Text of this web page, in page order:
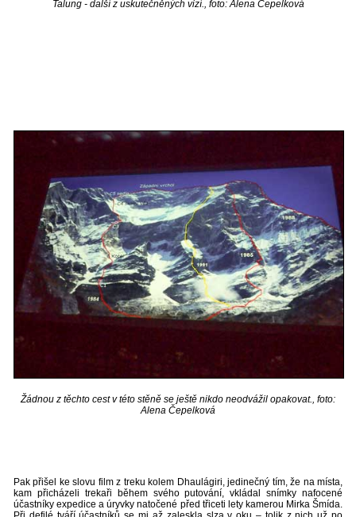
Talung - další z uskutečněných vizí., foto: Alena Čepelková
Žádnou z těchto cest v této stěně se ještě nikdo neodvážil opakovat., foto:
Alena Čepelková
Pak přišel ke slovu film z treku kolem Dhaulágiri, jedinečný tím, že na místa,
kam přicházeli trekaři během svého putování, vkládal snímky nafocené
účastníky expedice a úryvky natočené před třiceti lety kamerou Mirka Šmída.